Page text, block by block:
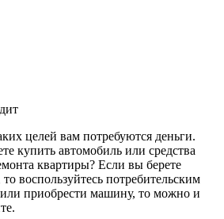
целей вам потребуются деньги.
купить автомобиль или средства
квартиры? Если вы берете
воспользуйтесь потребительским
приобрести машину, то можно и